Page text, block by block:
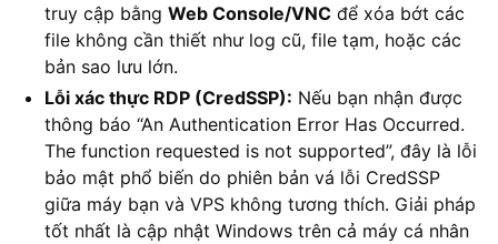
truy cập bằng Web Console/VNC để xóa bớt các
file không cần thiết như log cũ, file tạm, hoặc các
bản sao lưu lớn.
Lỗi xác thực RDP (CredSSP): Nếu bạn nhận được
thông báo “An Authentication Error Has Occurred.
The function requested is not supported”, đây là lỗi
bảo mật phổ biến do phiên bản vá lỗi CredSSP
giữa máy bạn và VPS không tương thích. Giải pháp
tốt nhất là cập nhật Windows trên cả máy cá nhân